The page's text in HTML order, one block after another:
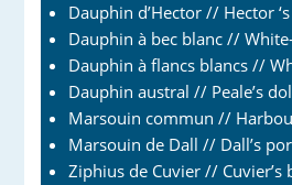
Dauphin d’Hector // Hector
Dauphin à bec blanc //
Dauphin à flancs blancs //
Dauphin austral // Peale’s
Marsouin commun //
Marsouin de Dall // Dall’s
Ziphius de Cuvier // Cuvier’s